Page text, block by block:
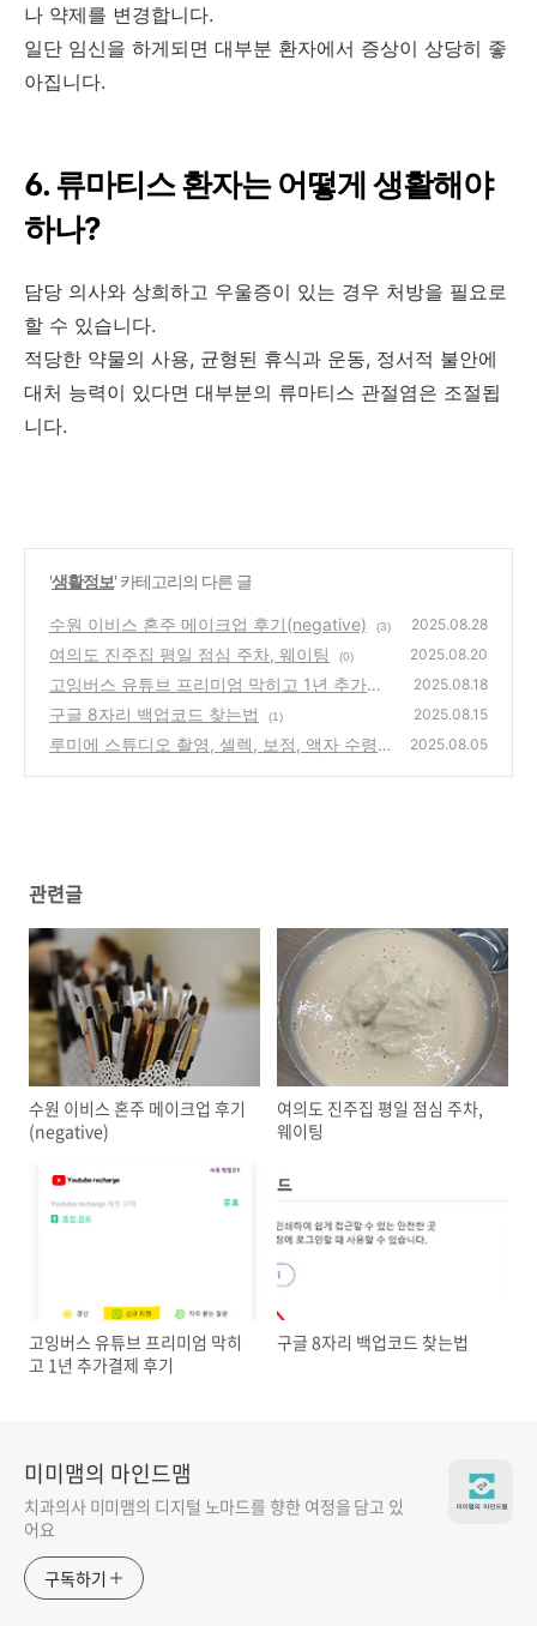
나 약제를 변경합니다.
일단 임신을 하게되면 대부분 환자에서 증상이 상당히 좋
아집니다.
6. 류마티스 환자는 어떻게 생활해야
하나?
담당 의사와 상희하고 우울증이 있는 경우 처방을 필요로
할 수 있습니다.
적당한 약물의 사용, 균형된 휴식과 운동, 정서적 불안에
대처 능력이 있다면 대부분의 류마티스 관절염은 조절됩
니다.
'생활정보' 카테고리의 다른 글
수원 이비스 혼주 메이크업 후기(negative) (3) 2025.08.28
여의도 진주집 평일 점심 주차, 웨이팅 (0) 2025.08.20
고잉버스 유튜브 프리미엄 막히고 1년 추가결
제 후기
(3)
2025.08.18
구글 8자리 백업코드 찾는법 (1) 2025.08.15
루미에 스튜디오 촬영, 셀렉, 보정, 액자 수령
2025.08.05
관련글
수원 이비스 혼주 메이크업 후기
(negative)
여의도 진주집 평일 점심 주차,
웨이팅
고잉버스 유튜브 프리미엄 막히
고 1년 추가결제 후기
구글 8자리 백업코드 찾는법
미미맴의 마인드맴
치과의사 미미맴의 디지털 노마드를 향한 여정을 담고 있
어요
구독하기